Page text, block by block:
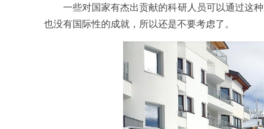
一些对国家有杰出贡献的科研人员可以通过这种
也没有国际性的成就，所以还是不要考虑了。